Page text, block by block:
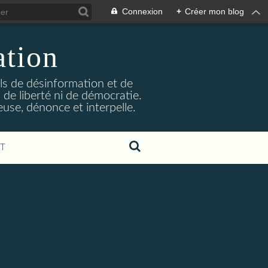
Connexion + Créer mon blog
de désinformation et de
liberté ni de démocratie.
dénonce et interpelle.